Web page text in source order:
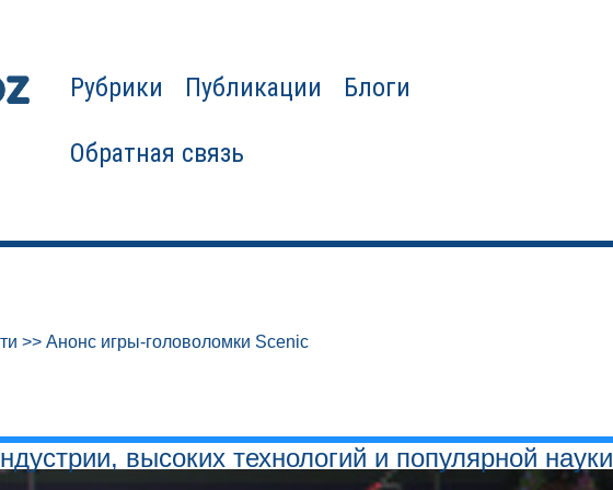
Рубрики Публикации Блоги
Обратная связь
>> Анонс игры-головоломки Scenic
высоких технологий и популярной науки